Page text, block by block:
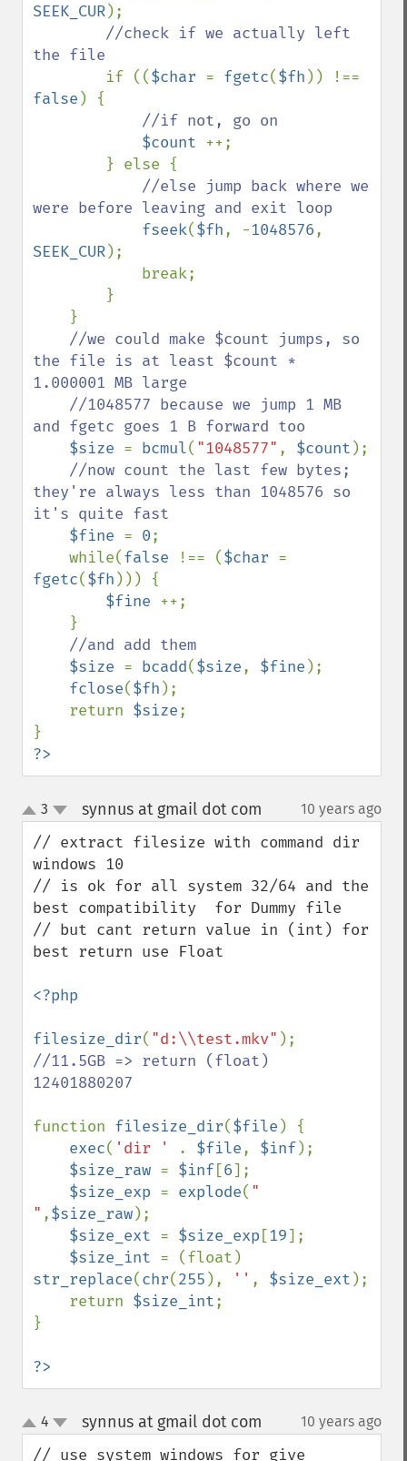
SEEK_CUR);
//check if we actually left
the file
if (($char = fgetc($fh
false ) {
//if not, go on
$count ++;
//else jump back where we
were before leaving and exit loop
fseek($fh, -1048576
SEEK_CUR);
//we could make $count jumps, so
the file is at least $count *
1.000001 MB large
and fgetc goes 1 B forward too
$size = bcmul( "1048577" , $count );
//now count the last few bytes;
they're always less than 1048576 so
it's quite fast
$fine = 0;
    while(
false !== ($char
fgetc($fh ))) {
$fine ++;
//and add them
$size = bcadd($size, $fine );
fclose($fh );
    return
$size;
?>
up
down
3 synnus at gmail dot com 10 years ago
// extract filesize with command dir
windows 10
// is ok for all system 32/64 and the
best compatibility  for Dummy file
// but cant return value in (int) for
best return use Float
<?php
filesize_dir( "d:\\test.mkv"
//11.5GB => return (float)
12401880207
function filesize_dir($file ) {
exec( 'dir ' . $file, $inf);
$size_raw = $inf[6];
$size_exp = explode( "
" ,$size_raw);
$size_ext = $size_exp [19];
$size_int
str_replace(chr(255 ), '' , $size_ext );
    return
$size_int;
}
?>
up
down
4 synnus at gmail dot com 10 years ago
// use system windows for give